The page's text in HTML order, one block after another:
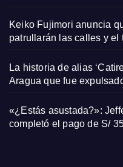
Keiko Fujimori anuncia
patrullarán las calles y el
La historia de alias
Aragua que fue
«¿Estás asustada?»:
completó el pago de S/